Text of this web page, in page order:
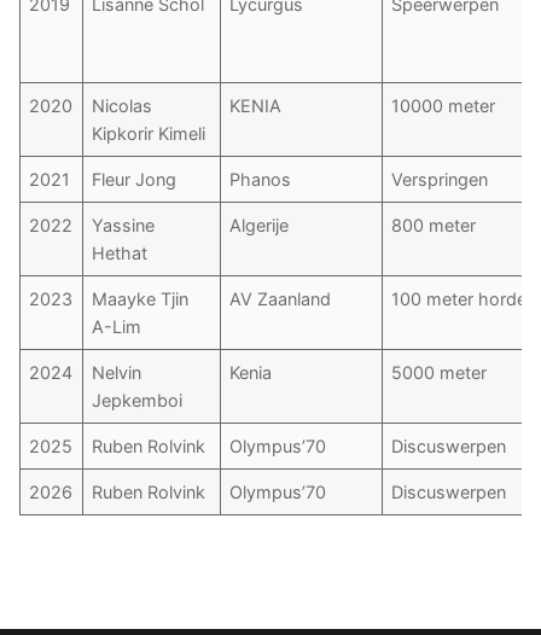
2020
Nicolas
Kipkorir Kimeli
KENIA 10000 meter
2021 Fleur Jong Phanos Verspringen
2022
Yassine
Hethat
Algerije 800 meter
2023
Maayke Tjin
A-Lim
AV Zaanland 100 meter horden
2024
Nelvin
Jepkemboi
Kenia 5000 meter
2025 Ruben Rolvink Olympus’70 Discuswerpen
2026 Ruben Rolvink Olympus’70 Discuswerpen